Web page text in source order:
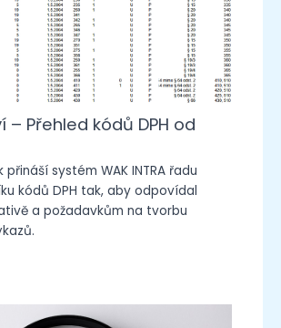
– Přehled kódů DPH od
systém WAK INTRA řadu
kódů DPH tak, aby odpovídal
a požadavkům na tvorbu